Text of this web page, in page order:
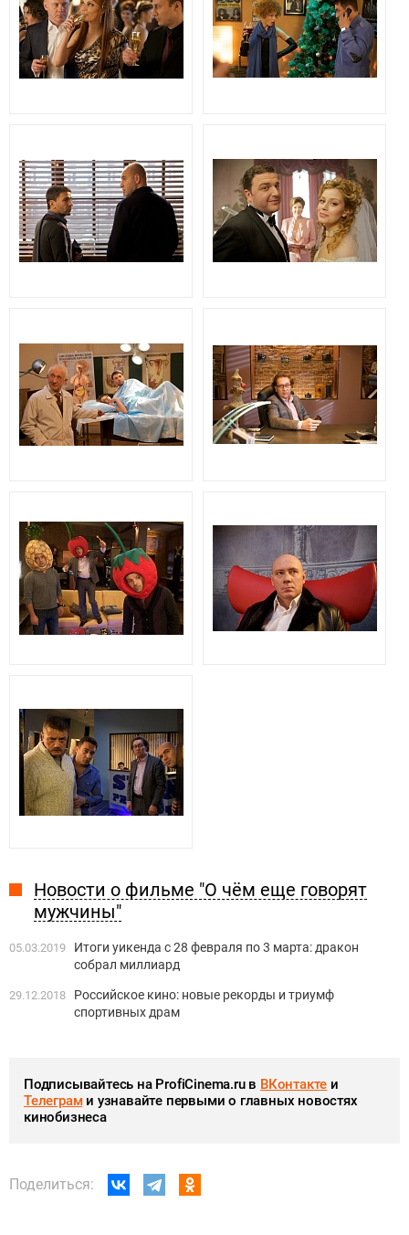
Новости о фильме "О чём еще говорят
мужчины"
05.03.2019
Итоги уикенда с 28 февраля по 3 марта: дракон
собрал миллиард
29.12.2018
Российское кино: новые рекорды и триумф
спортивных драм
Подписывайтесь на ProfiCinema.ru в ВКонтакте и
Телеграми узнавайте первыми о главных новостях
кинобизнеса
Поделиться: